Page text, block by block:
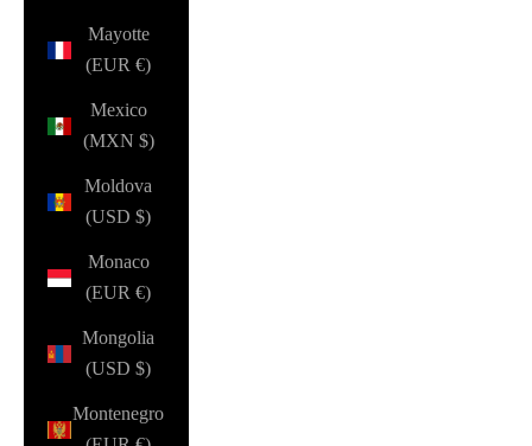
Mayotte
(EUR €)
Mexico
(MXN $)
Moldova
(USD $)
Monaco
(EUR €)
Mongolia
(USD $)
Montenegro